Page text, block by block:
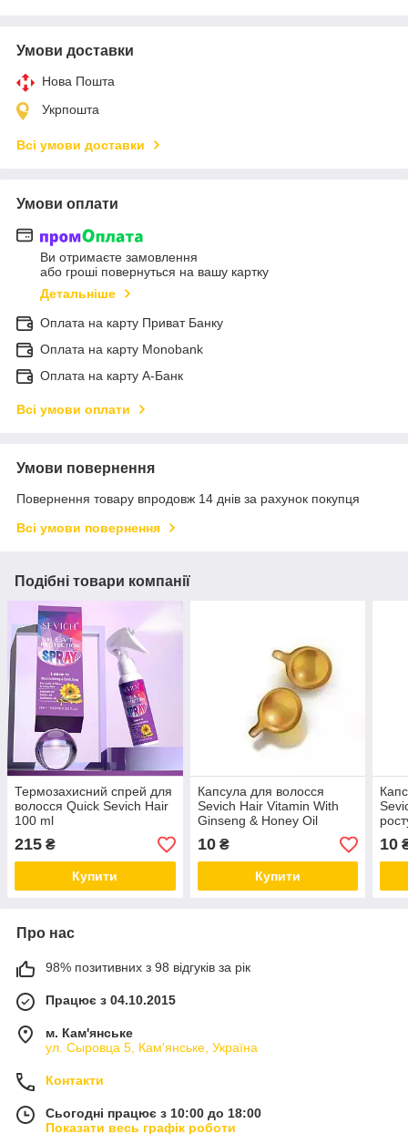
Умови доставки
Нова Пошта
Укрпошта
Всі умови доставки
Умови оплати
Ви отримаєте замовлення
або гроші повернуться на вашу картку
Детальніше
Оплата на карту Приват Банку
Оплата на карту Monobank
Оплата на карту А-Банк
Всі умови оплати
Умови повернення
Повернення товару впродовж 14 днів за рахунок покупця
Всі умови повернення
Подібні товари компанії
Термозахисний спрей для
волосся Quick Sevich Hair
100 ml
215 ₴
Купити
Капсула для волосся
Sevich Hair Vitamin With
Ginseng & Honey Oil
(женьшень і мед) 1 штука
10₴
Купити
10
Про нас
98% позитивних з 98 відгуків за рік
Працює з 04.10.2015
м. Кам'янське
ул. Сыровца 5, Кам'янське, Україна
Контакти
Сьогодні працює з 10:00 до 18:00
Показати весь графік роботи